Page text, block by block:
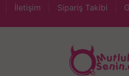
İletişim Sipariş Takibi